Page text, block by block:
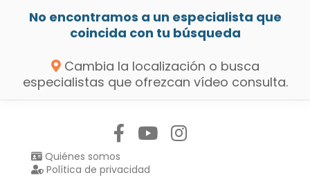
No encontramos a un especialista que
coincida con tu búsqueda
Cambia la localización o busca
especialistas que ofrezcan vídeo consulta.
Quiénes somos
Política de privacidad